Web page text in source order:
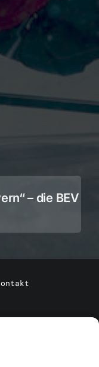
– die BEV
Eissportverband